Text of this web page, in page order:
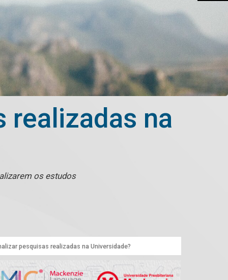
realizadas na
os estudos
pesquisas realizadas na Universidade?